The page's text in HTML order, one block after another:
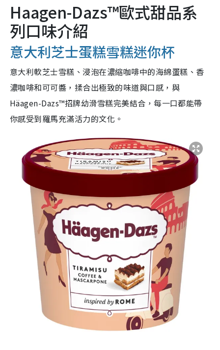
Haagen-Dazs™歐式甜品系
列口味介紹
意大利芝士蛋糕雪糕迷你杯
意大利軟芝士雪糕、浸泡在濃縮咖啡中的海綿蛋糕、香
濃咖啡和可可醬，揉合出極致的味道與口感，與
Häagen-Dazs™招牌幼滑雪糕完美結合，每一口都能帶
你感受到羅馬充滿活力的文化。